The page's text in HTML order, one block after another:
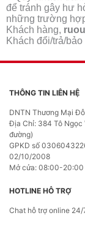
để tránh gây hư
những trường
Khách hàng,
Khách đổi/trả/
THÔNG TIN LIÊN HỆ
DNTN Thương Mại
Địa Chỉ: 384 Tô Ngọc
đường)
GPKD số
02/10/2008
Mở cửa: 08:00-20:00
HOTLINE HỖ TRỢ
Chat hỗ trợ online 24/